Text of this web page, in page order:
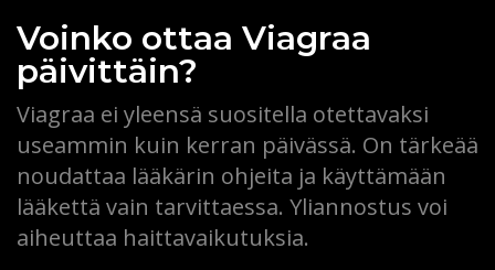
Voinko ottaa Viagraa
päivittäin?
Viagraa ei yleensä suositella otettavaksi
useammin kuin kerran päivässä. On tärkeää
noudattaa lääkärin ohjeita ja käyttämään
lääkettä vain tarvittaessa. Yliannostus voi
aiheuttaa haittavaikutuksia.